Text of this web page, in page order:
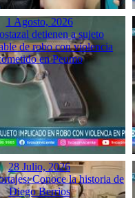
1 Agosto, 2026
detienen a sujeto
de robo con violencia
en Peumo
28 Julio, 2026
Conoce la historia de
Diego Berrios